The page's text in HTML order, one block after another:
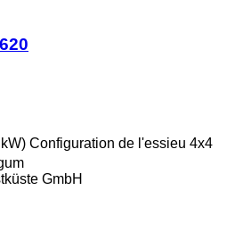
Configuration de l'essieu 4x4
GmbH